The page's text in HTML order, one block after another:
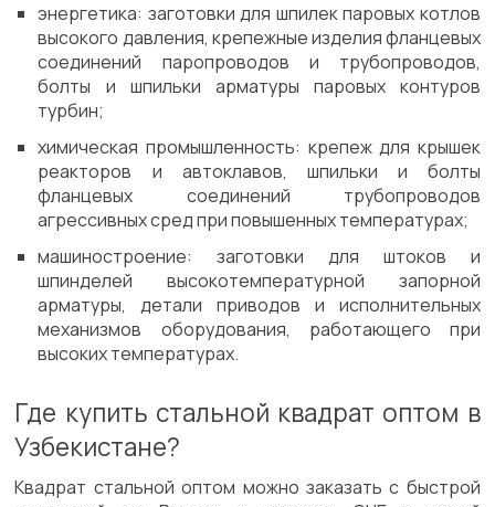
энергетика: заготовки для шпилек паровых котлов
высокого давления, крепежные изделия фланцевых
соединений паропроводов и трубопроводов,
болты и шпильки арматуры паровых контуров
турбин;
химическая промышленность: крепеж для крышек
реакторов и автоклавов, шпильки и болты
фланцевых соединений трубопроводов
агрессивных сред при повышенных температурах;
машиностроение: заготовки для штоков и
шпинделей высокотемпературной запорной
арматуры, детали приводов и исполнительных
механизмов оборудования, работающего при
высоких температурах.
Где купить стальной квадрат оптом в
Узбекистане?
Квадрат стальной оптом можно заказать с быстрой